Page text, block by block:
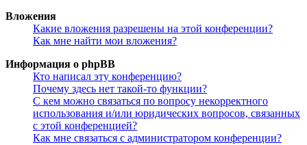
Вложения
Какие вложения разрешены на этой конференции?
Как мне найти мои вложения?
Информация о phpBB
Кто написал эту конференцию?
Почему здесь нет такой-то функции?
С кем можно связаться по вопросу некорректного
использования и/или юридических вопросов, связанных
с этой конференцией?
Как мне связаться с администратором конференции?